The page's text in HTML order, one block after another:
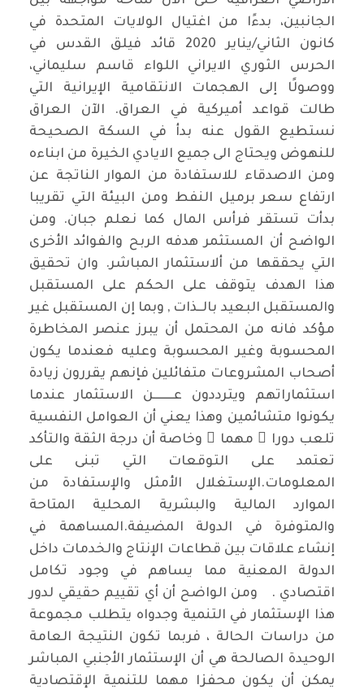
الجانبين، بدءًا من اغتيال الولايات المتحدة في
كانون الثاني/يناير 2020 قائد فيلق القدس في
الحرس الثوري الايراني اللواء قاسم سليماني،
ووصولًا إلى الهجمات الانتقامية الإيرانية التي
طالت قواعد أميركية في العراق. الآن العراق
نستطيع القول عنه بدأ في السكة الصحيحة
للنهوض ويحتاج الى جميع الايادي الخيرة من ابناءه
ومن الاصدقاء للاستفادة من الموار الناتجة عن
ارتفاع سعر برميل النفط ومن البيئة التي تقريبا
بدأت تستقر فرأس المال كما نعلم جبان. ومن
الواضح أن المستثمر هدفه الربح والفوائد الأخرى
التي يحققها من ألاستثمار المباشر. وان تحقيق
هذا الهدف يتوقف على الحكم على المستقبل
والمستقبل البعيد بالــذات , وبما إن المستقبل غير
مؤكد فانه من المحتمل أن يبرز عنصر المخاطرة
المحسوبة وغير المحسوبة وعليه فعندما يكون
أصحاب المشروعات متفائلين فإنهم يقررون زيادة
استثماراتهم ويترددون عــــــــن الاستثمار عندما
يكونوا متشائمين وهذا يعني أن العوامل النفسية
تلعب دورا ً مهما ً وخاصة أن درجة الثقة والتأكد
تعتمد على التوقعات التي تبنى على
المعلومات.الإستغلال الأمثل والإستفادة من
الموارد المالية والبشرية المحلية المتاحة
والمتوفرة في الدولة المضيفة.المساهمة في
إنشاء علاقات بين قطاعات الإنتاج والخدمات داخل
الدولة المعنية مما يساهم في وجود تكامل
اقتصادي . ومن الواضح أن أي تقييم حقيقي لدور
هذا الإستثمار في التنمية وجدواه يتطلب مجموعة
من دراسات الحالة ، فربما تكون النتيجة العامة
الوحيدة الصالحة هي أن الإستثمار الأجنبي المباشر
يمكن أن يكون محفزا مهما للتنمية الإقتصادية